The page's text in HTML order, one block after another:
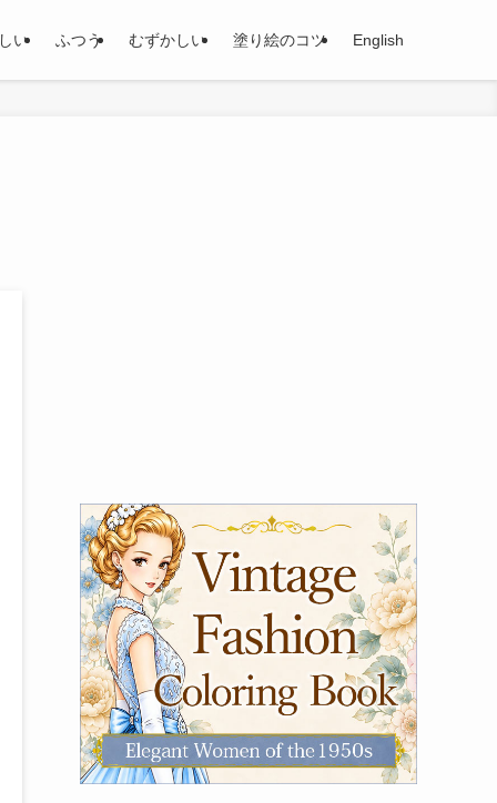
い ふつう むずかしい 塗り絵のコツ English